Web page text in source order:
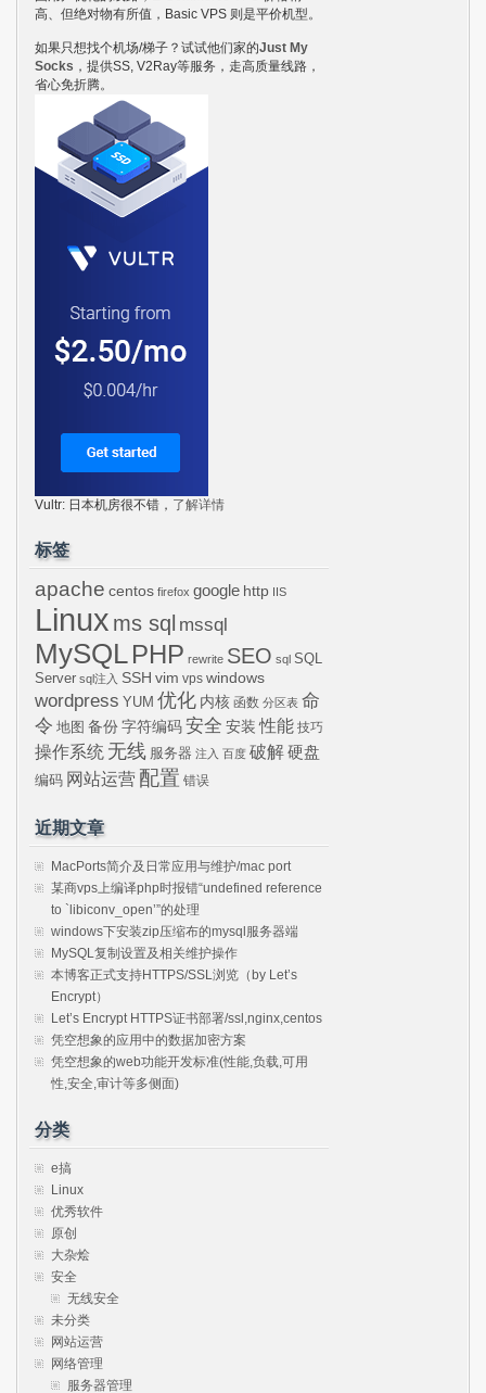
高、但绝对物有所值，Basic VPS 则是平价机型。
如果只想找个机场/梯子？试试他们家的Just My
Socks ，提供SS, V2Ray等服务，走高质量线路，
省心免折腾。
Vultr: 日本机房很不错， 了解详情
标签
apache centos firefox google http IIS
Linux ms sql mssql
MySQLPHP rewrite SEO sql SQL
Server sql注入 SSH vim vps windows
wordpress YUM 优化 内核 函数 分区表 命
令 地图 备份 字符编码 安全 安装 性能 技巧
操作系统 无线 服务器 注入 百度 破解硬盘
编码 网站运营 配置 错误
近期文章
MacPorts简介及日常应用与维护/mac port
某商vps上编译php时报错“undefined reference
to `libiconv_open’”的处理
windows下安装zip压缩布的mysql服务器端
MySQL复制设置及相关维护操作
本博客正式支持HTTPS/SSL浏览（by Let’s
Encrypt）
Let’s Encrypt HTTPS证书部署/ssl,nginx,centos
凭空想象的应用中的数据加密方案
凭空想象的web功能开发标准(性能,负载,可用
性,安全,审计等多侧面)
分类
e搞
Linux
优秀软件
原创
大杂烩
安全
无线安全
未分类
网站运营
网络管理
服务器管理